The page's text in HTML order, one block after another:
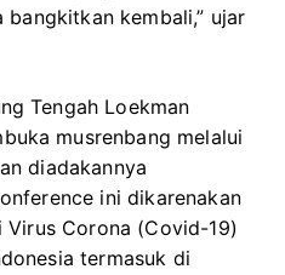
kembali,” ujar
Tengah Loekman
musrenbang melalui
diadakannya
ini dikarenakan
Corona (Covid-19)
termasuk di